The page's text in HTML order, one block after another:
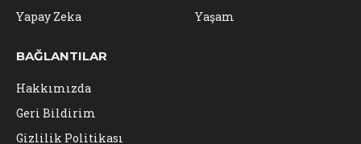
Yapay Zeka
Yaşam
BAĞLANTILAR
Hakkımızda
Geri Bildirim
Gizlilik Politikası